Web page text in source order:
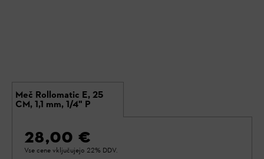
Meč Rollomatic E, 25
CM, 1,1 mm, 1/4" P
28,00 €
Vse cene vključujejo 22% DDV.